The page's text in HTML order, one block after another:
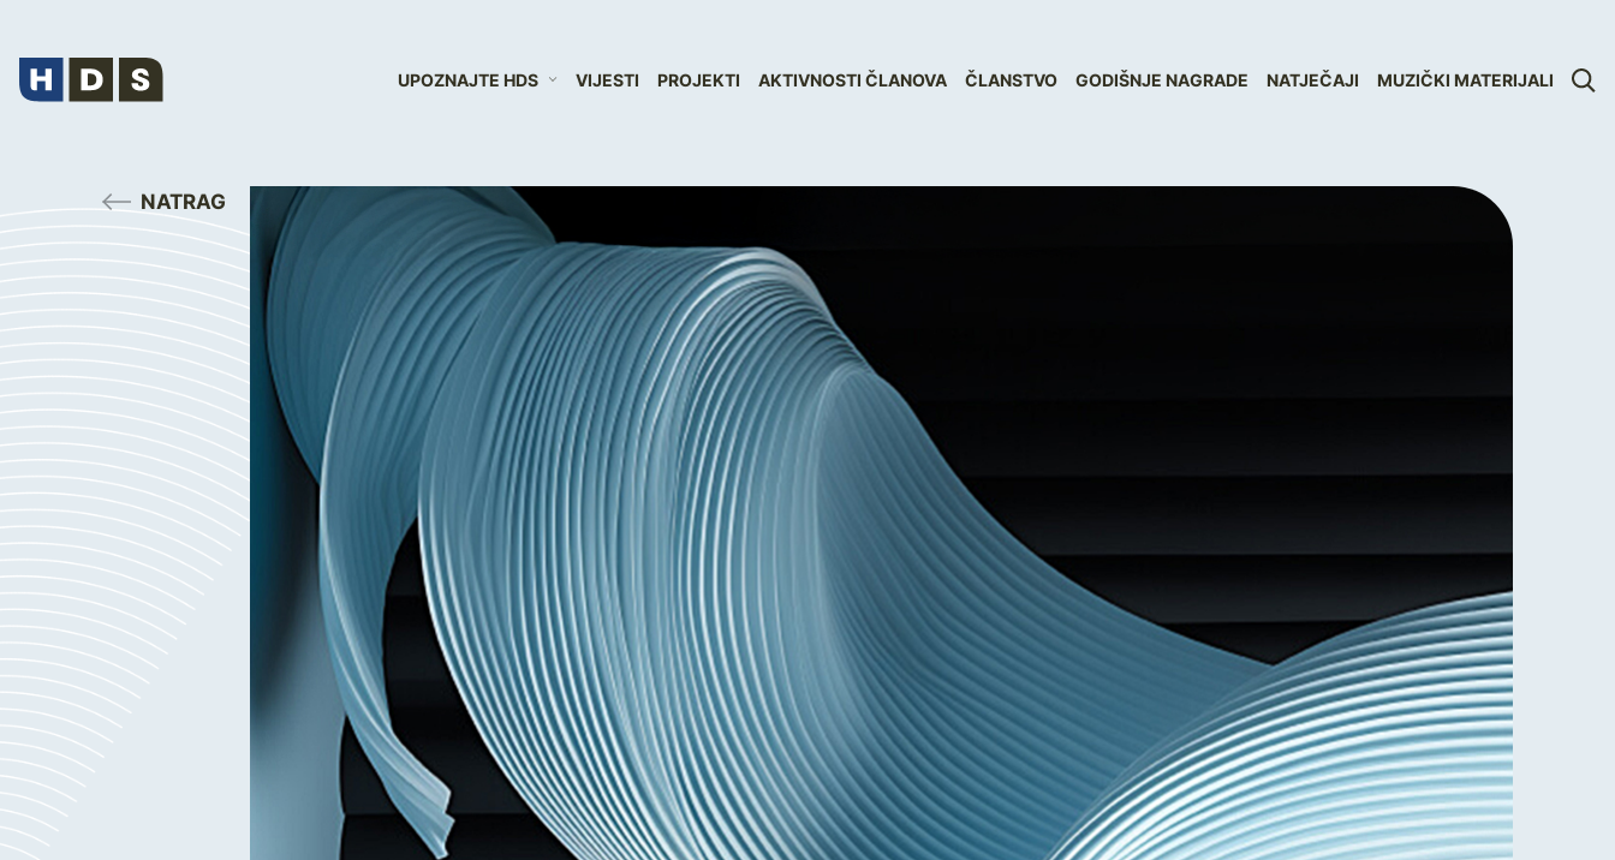
UPOZNAJTE HDS VIJESTI PROJEKTI AKTIVNOSTI ČLANOVA ČLANSTVO GODIŠNJE NAGRADE NATJEČAJI MUZIČKI MATERIJALI
NATRAG